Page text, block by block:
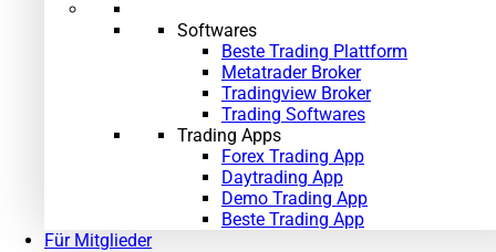
Softwares
Beste Trading Plattform
Metatrader Broker
Tradingview Broker
Trading Softwares
Trading Apps
Forex Trading App
Daytrading App
Demo Trading App
Beste Trading App
Für Mitglieder